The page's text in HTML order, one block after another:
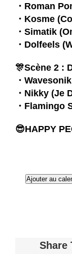
・ Roman
・ Kosme (
・ Simatik (
・ Dolfeels (
🎊Scène 2 :
・ Wavesonik
・ Nikky (Je
・ Flamingo
😎HAPPY
Ajouter au
Share